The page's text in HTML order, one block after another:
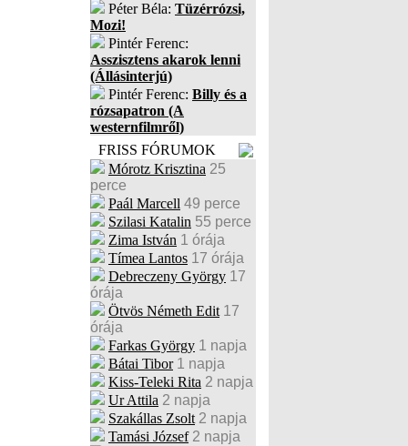
Péter Béla: Tüzérrózsi,
Mozi!
Pintér Ferenc:
Asszisztens akarok lenni
(Állásinterjú)
Pintér Ferenc: Billy és a
rózsapatron (A
westernfilmről)
FRISS FÓRUMOK
Mórotz Krisztina 25
perce
Paál Marcell 49 perce
Szilasi Katalin 55 perce
Zima István 1 órája
Tímea Lantos 17 órája
Debreczeny György 17
órája
Ötvös Németh Edit 17
órája
Farkas György 1 napja
Bátai Tibor 1 napja
Kiss-Teleki Rita 2 napja
Ur Attila 2 napja
Szakállas Zsolt 2 napja
Tamási József 2 napja